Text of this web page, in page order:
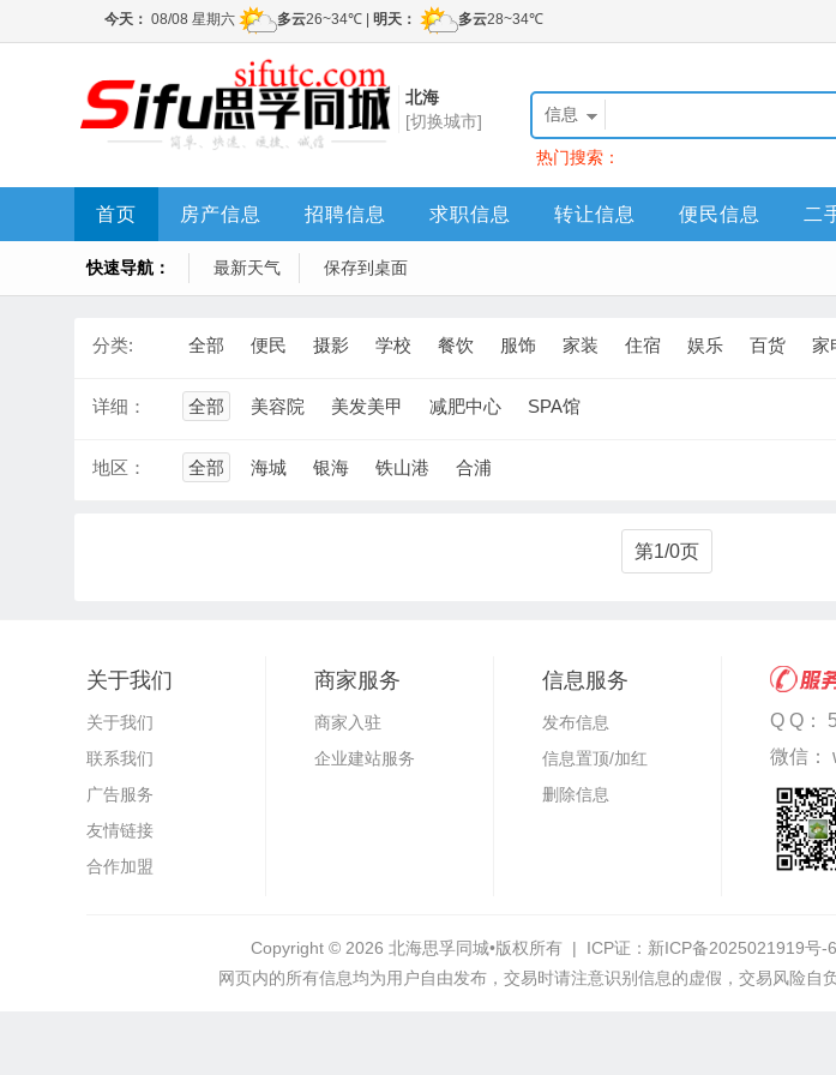
北海
[切换城市]
信息
热门搜索：
首页 房产信息 招聘信息 求职信息 转让信息 便民信息 二
快速导航： 最新天气 保存到桌面
分类: 全部 便民 摄影 学校 餐饮 服饰 家装 住宿 娱乐 百货 家
详细： 全部 美容院 美发美甲 减肥中心 SPA馆
地区： 全部 海城 银海 铁山港 合浦
第1/0页
关于我们
关于我们
联系我们
广告服务
友情链接
合作加盟
商家服务
商家入驻
企业建站服务
信息服务
发布信息
信息置顶/加红
删除信息
Q Q：
微信：
Copyright © 2026 北海思孚同城•版权所有 | ICP证： 新ICP备2025021919号-6
网页内的所有信息均为用户自由发布，交易时请注意识别信息的虚假，交易风险